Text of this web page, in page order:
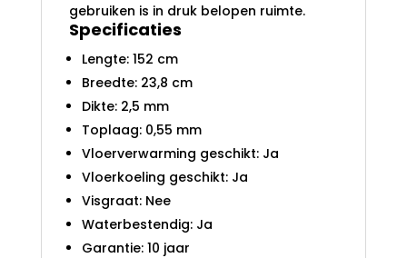
gebruiken is in druk belopen ruimte.
Specificaties
Lengte: 152 cm
Breedte: 23,8 cm
Dikte: 2,5 mm
Toplaag: 0,55 mm
Vloerverwarming geschikt: Ja
Vloerkoeling geschikt: Ja
Visgraat: Nee
Waterbestendig: Ja
Garantie: 10 jaar